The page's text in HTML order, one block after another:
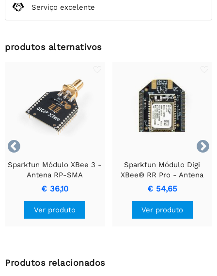
Serviço excelente
produtos alternativos


Sparkfun Módulo XBee 3 -
Antena RP-SMA
€ 36,10
Ver produto
Sparkfun Módulo Digi
XBee® RR Pro - Antena
U.FL
€ 54,65
Ver produto
Produtos relacionados